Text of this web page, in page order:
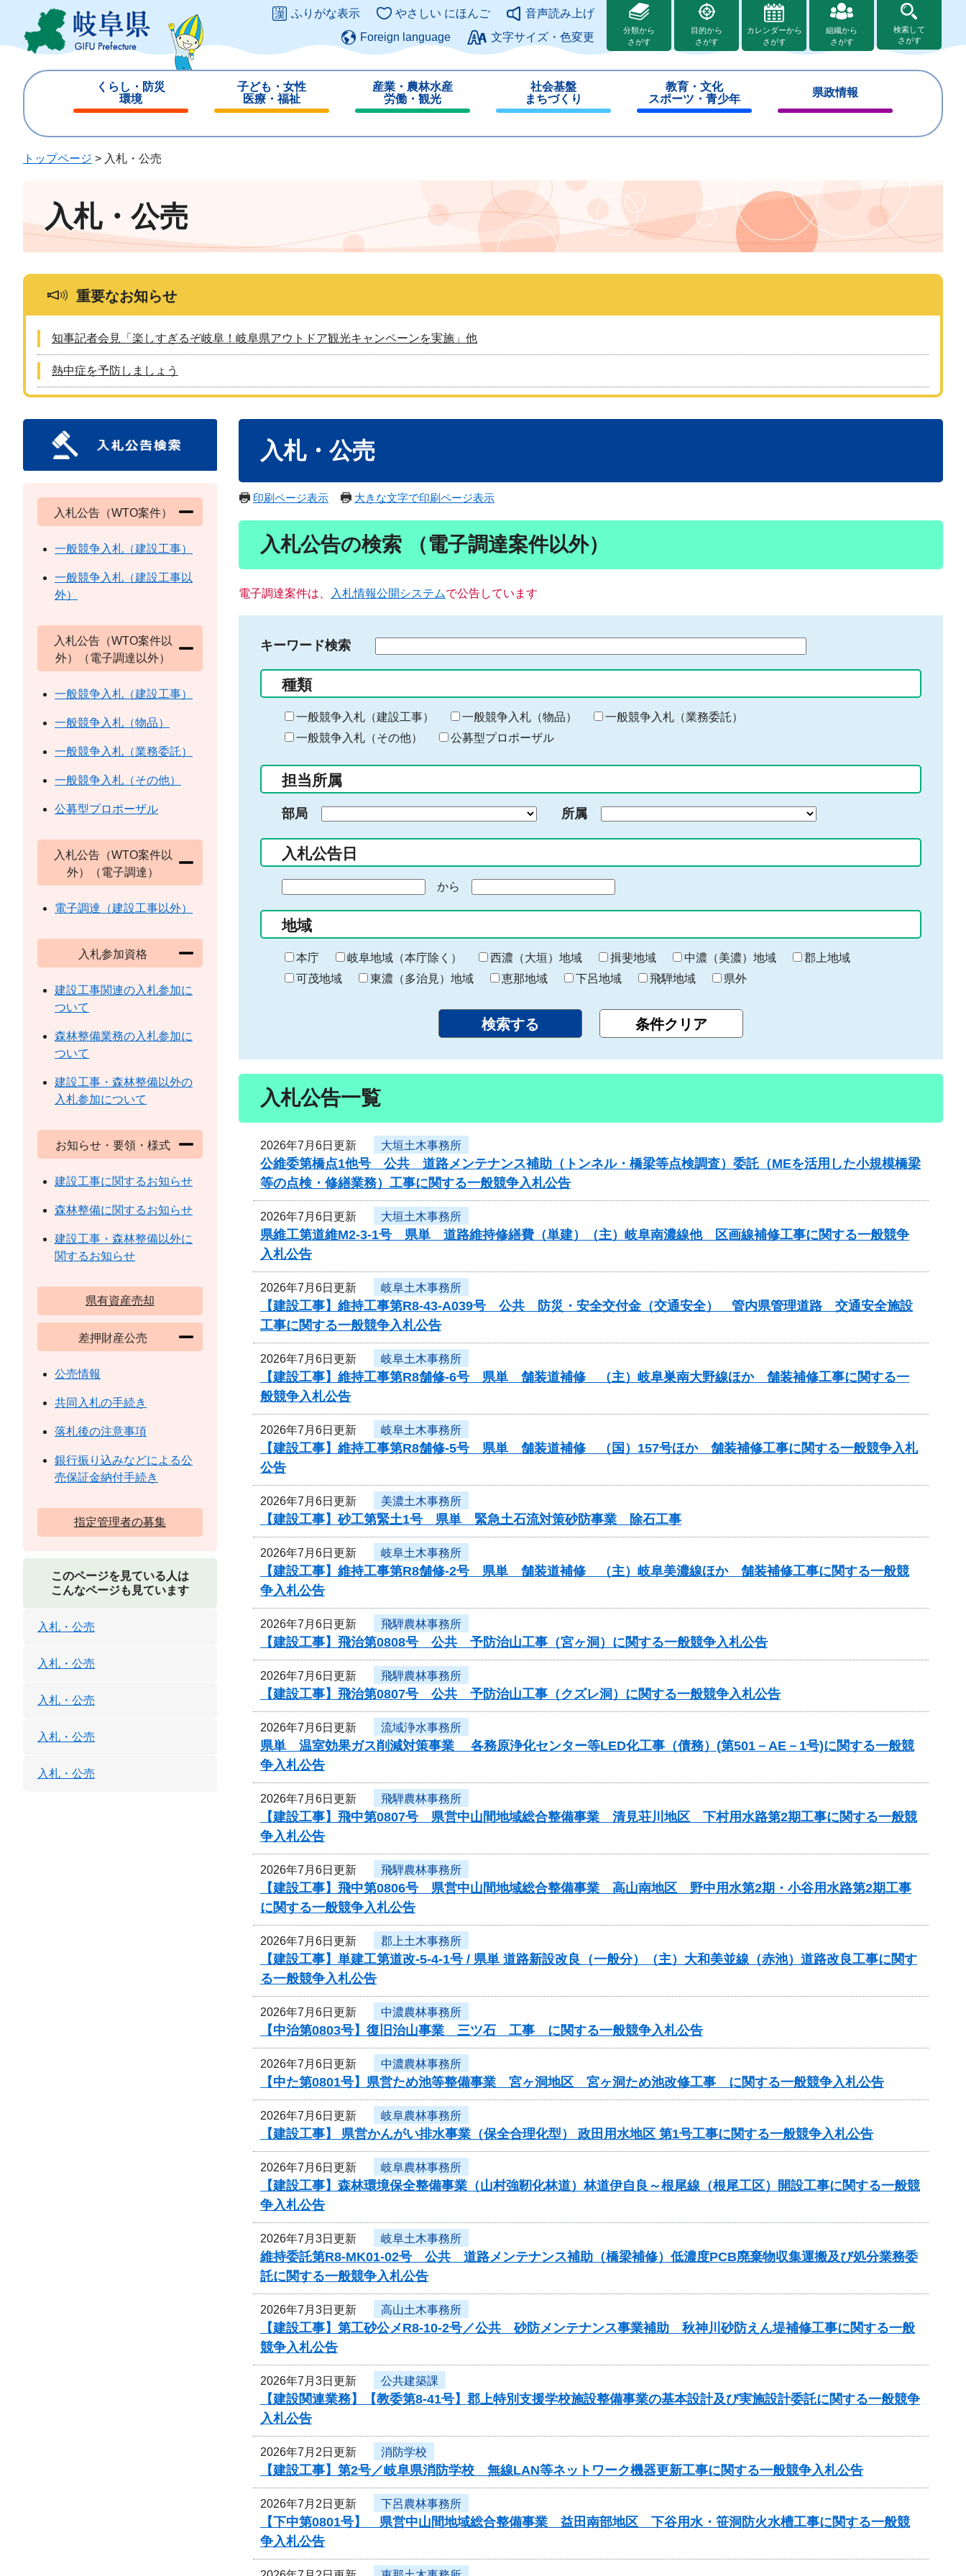
ジ
ュ
このページの本文へ
ふりがな表示 やさしい にほんご
音声読み上げ
Foreign language
文字サイズ・色変更
分類から
さがす
目的から
さがす
カレンダーから
さがす
組織から
さがす
検索して
さがす
くらし・防災
環境
じ
子ども・女性
医療・福祉
じ
産業・農林水産
労働・観光
じ
社会基盤
まちづくり
じ
教育・文化
スポーツ・青少年
じ
県政情報
じ
トップページ > 入札・公売
入札・公売
重要なお知らせ
知事記者会見「楽しすぎるぞ岐阜！岐阜県アウトドア観光キャンペーンを実施」他
熱中症を予防しましょう
入札・公売
印刷ページ表示 大きな文字で印刷ページ表示
入札公告の検索 （電子調達案件以外）
電子調達案件は、 入札情報公開システムで公告しています
キーワード検索
る
キ
ー
ー
入
力
種類
一般競争入札（建設工事） 一般競争入札（物品）
一般競争入札（業務委託）
一般競争入札（その他）
公募型プロポーザル
担当所属
部局 所属
入札公告日
の
始
ま
り
から
終
わ
り
地域
本庁 岐阜地域（本庁除く） 西濃（大垣）地域 揖斐地域 中濃（美濃）地域
郡上地域
可茂地域
東濃（多治見）地域 恵那地域 下呂地域 飛騨地域 県外
入札公告一覧
2026年7月6日更新 大垣土木事務所
公維委第橋点1他号 公共 道路メンテナンス補助（トンネル・橋梁等点検調査）委託（MEを活用した小規模橋梁
等の点検・修繕業務）工事に関する一般競争入札公告
2026年7月6日更新 大垣土木事務所
県維工第道維M2-3-1号 県単 道路維持修繕費（単建）（主）岐阜南濃線他 区画線補修工事に関する一般競争
入札公告
2026年7月6日更新 岐阜土木事務所
【建設工事】維持工事第R8-43-A039号 公共 防災・安全交付金（交通安全） 管内県管理道路 交通安全施設
工事に関する一般競争入札公告
2026年7月6日更新 岐阜土木事務所
【建設工事】維持工事第R8舗修-6号 県単 舗装道補修 （主）岐阜巣南大野線ほか 舗装補修工事に関する一
般競争入札公告
2026年7月6日更新 岐阜土木事務所
【建設工事】維持工事第R8舗修-5号 県単 舗装道補修 （国）157号ほか 舗装補修工事に関する一般競争入札
公告
2026年7月6日更新 美濃土木事務所
【建設工事】砂工第緊土1号 県単 緊急土石流対策砂防事業 除石工事
2026年7月6日更新 岐阜土木事務所
【建設工事】維持工事第R8舗修-2号 県単 舗装道補修 （主）岐阜美濃線ほか 舗装補修工事に関する一般競
争入札公告
2026年7月6日更新 飛騨農林事務所
【建設工事】飛治第0808号 公共 予防治山工事（宮ヶ洞）に関する一般競争入札公告
2026年7月6日更新 飛騨農林事務所
【建設工事】飛治第0807号 公共 予防治山工事（クズレ洞）に関する一般競争入札公告
2026年7月6日更新 流域浄水事務所
県単 温室効果ガス削減対策事業 各務原浄化センター等LED化工事（債務）(第501－AE－1号)に関する一般競
争入札公告
2026年7月6日更新 飛騨農林事務所
【建設工事】飛中第0807号 県営中山間地域総合整備事業 清見荘川地区 下村用水路第2期工事に関する一般競
争入札公告
2026年7月6日更新 飛騨農林事務所
【建設工事】飛中第0806号 県営中山間地域総合整備事業 高山南地区 野中用水第2期・小谷用水路第2期工事
に関する一般競争入札公告
2026年7月6日更新 郡上土木事務所
【建設工事】単建工第道改-5-4-1号 / 県単 道路新設改良（一般分）（主）大和美並線（赤池）道路改良工事に関す
る一般競争入札公告
2026年7月6日更新 中濃農林事務所
【中治第0803号】復旧治山事業 三ツ石 工事 に関する一般競争入札公告
2026年7月6日更新 中濃農林事務所
【中た第0801号】県営ため池等整備事業 宮ヶ洞地区 宮ヶ洞ため池改修工事 に関する一般競争入札公告
2026年7月6日更新 岐阜農林事務所
【建設工事】 県営かんがい排水事業（保全合理化型） 政田用水地区 第1号工事に関する一般競争入札公告
2026年7月6日更新 岐阜農林事務所
【建設工事】森林環境保全整備事業（山村強靭化林道）林道伊自良～根尾線（根尾工区）開設工事に関する一般競
争入札公告
2026年7月3日更新 岐阜土木事務所
維持委託第R8-MK01-02号 公共 道路メンテナンス補助（橋梁補修）低濃度PCB廃棄物収集運搬及び処分業務委
託に関する一般競争入札公告
2026年7月3日更新 高山土木事務所
【建設工事】第工砂公メR8-10-2号／公共 砂防メンテナンス事業補助 秋神川砂防えん堤補修工事に関する一般
競争入札公告
2026年7月3日更新 公共建築課
【建設関連業務】【教委第8-41号】郡上特別支援学校施設整備事業の基本設計及び実施設計委託に関する一般競争
入札公告
2026年7月2日更新 消防学校
【建設工事】第2号／岐阜県消防学校 無線LAN等ネットワーク機器更新工事に関する一般競争入札公告
2026年7月2日更新 下呂農林事務所
【下中第0801号】 県営中山間地域総合整備事業 益田南部地区 下谷用水・笹洞防火水槽工事に関する一般競
争入札公告
入札公告（WTO案件）
一般競争入札（建設工事）
一般競争入札（建設工事以
外）
入札公告（WTO案件以
外）（電子調達以外）
一般競争入札（建設工事）
一般競争入札（物品）
一般競争入札（業務委託）
一般競争入札（その他）
公募型プロポーザル
入札公告（WTO案件以
外）（電子調達）
電子調達（建設工事以外）
入札参加資格
建設工事関連の入札参加に
ついて
森林整備業務の入札参加に
ついて
建設工事・森林整備以外の
入札参加について
お知らせ・要領・様式
建設工事に関するお知らせ
森林整備に関するお知らせ
建設工事・森林整備以外に
関するお知らせ
県有資産売却
差押財産公売
公売情報
共同入札の手続き
落札後の注意事項
銀行振り込みなどによる公
売保証金納付手続き
指定管理者の募集
このページを見ている人は
こんなページも見ています
入札・公売
入札・公売
入札・公売
入札・公売
入札・公売